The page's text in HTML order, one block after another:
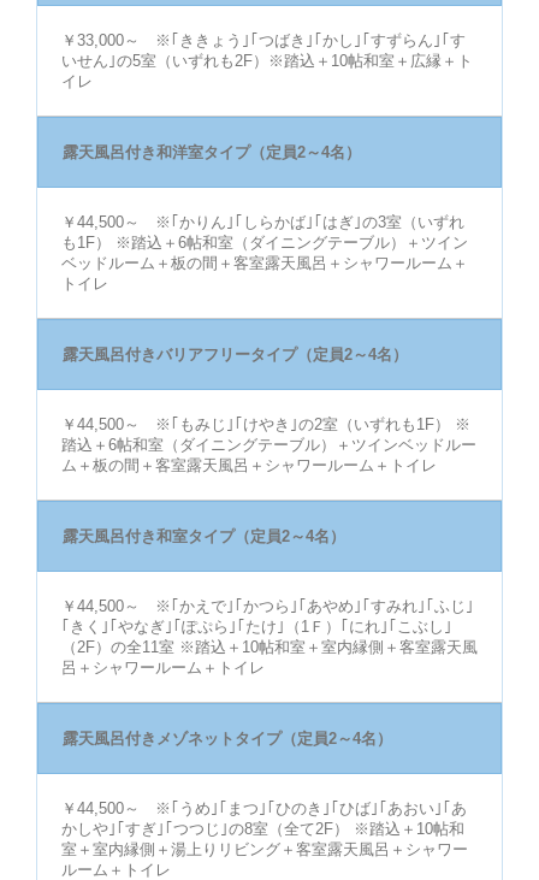
￥33,000～ ※｢ききょう｣｢つばき｣｢かし｣｢すずらん｣｢す
いせん｣の5室（いずれも2F）※踏込＋10帖和室＋広縁＋ト
イレ
露天風呂付き和洋室タイプ（定員2～4名）
￥44,500～ ※｢かりん｣｢しらかば｣｢はぎ｣の3室（いずれ
も1F） ※踏込＋6帖和室（ダイニングテーブル）＋ツイン
ベッドルーム＋板の間＋客室露天風呂＋シャワールーム＋
トイレ
露天風呂付きバリアフリータイプ（定員2～4名）
￥44,500～ ※｢もみじ｣｢けやき｣の2室（いずれも1F） ※
踏込＋6帖和室（ダイニングテーブル）＋ツインベッドルー
ム＋板の間＋客室露天風呂＋シャワールーム＋トイレ
露天風呂付き和室タイプ（定員2～4名）
￥44,500～ ※｢かえで｣｢かつら｣｢あやめ｣｢すみれ｣｢ふじ｣
｢きく｣｢やなぎ｣｢ぽぷら｣｢たけ｣（1Ｆ）｢にれ｣｢こぶし｣
（2F）の全11室 ※踏込＋10帖和室＋室内縁側＋客室露天風
呂＋シャワールーム＋トイレ
露天風呂付きメゾネットタイプ（定員2～4名）
￥44,500～ ※｢うめ｣｢まつ｣｢ひのき｣｢ひば｣｢あおい｣｢あ
かしや｣｢すぎ｣｢つつじ｣の8室（全て2F） ※踏込＋10帖和
室＋室内縁側＋湯上りリビング＋客室露天風呂＋シャワー
ルーム＋トイレ